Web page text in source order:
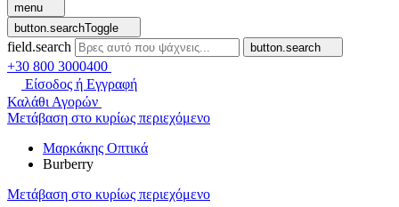
menu
button.searchToggle
field.search button.search
+30 800 3000400
Είσοδος ή Εγγραφή
Καλάθι Αγορών
Μετάβαση στο κυρίως περιεχόμενο
Μαρκάκης Οπτικά
Burberry
Μετάβαση στο κυρίως περιεχόμενο